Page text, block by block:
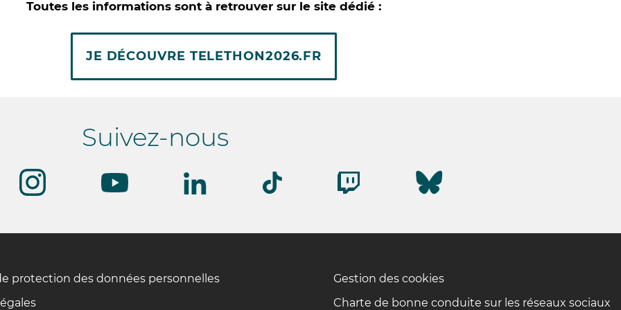
Toutes les informations sont à retrouver sur le site dédié :
JE DÉCOUVRE TELETHON2026.FR
Suivez-nous
protection des données personnelles
Gestion des cookies
Charte de bonne conduite sur les réseaux sociaux